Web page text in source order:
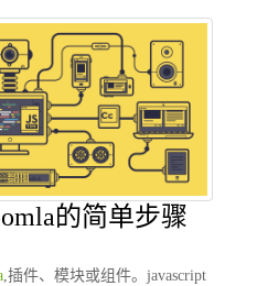
的简单步骤
,插件、模块或组件。javascript